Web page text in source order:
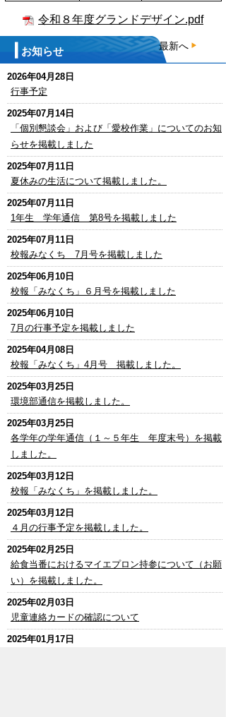
令和８年度グランドデザイン.pdf
お知らせ 最新へ
2026年04月28日
行事予定
2025年07月14日
「個別懇談会」および「愛校作業」についてのお知
らせを掲載しました
2025年07月11日
夏休みの生活について掲載しました。
2025年07月11日
1年生 学年通信 第8号を掲載しました
2025年07月11日
校報みなくち 7月号を掲載しました
2025年06月10日
校報「みなくち」６月号を掲載しました
2025年06月10日
7月の行事予定を掲載しました
2025年04月08日
校報「みなくち」4月号 掲載しました。
2025年03月25日
環境部通信を掲載しました。
2025年03月25日
各学年の学年通信（１～５年生 年度末号）を掲載
しました。
2025年03月12日
校報「みなくち」を掲載しました。
2025年03月12日
４月の行事予定を掲載しました。
2025年02月25日
給食当番におけるマイエプロン持参について（お願
い）を掲載しました。
2025年02月03日
児童連絡カードの確認について
2025年01月17日